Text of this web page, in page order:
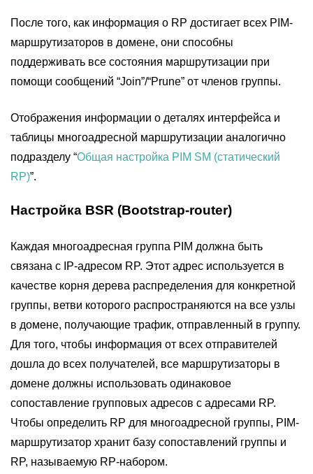
После того, как информация о RP достигает всех PIM-
маршрутизаторов в домене, они способны
поддерживать все состояния маршрутизации при
помощи сообщений “Join”/“Prune” от членов группы.
Отображения информации о деталях интерфейса и
таблицы многоадресной маршрутизации аналогично
подразделу “Общая настройка PIM SM (статический
RP)”.
Настройка BSR (Bootstrap-router)
Каждая многоадресная группа PIM должна быть
связана с IP-адресом RP. Этот адрес используется в
качестве корня дерева распределения для конкретной
группы, ветви которого распространяются на все узлы
в домене, получающие трафик, отправленный в группу.
Для того, чтобы информация от всех отправителей
дошла до всех получателей, все маршрутизаторы в
домене должны использовать одинаковое
сопоставление групповых адресов с адресами RP.
Чтобы определить RP для многоадресной группы, PIM-
маршрутизатор хранит базу сопоставлений группы и
RP, называемую RP-набором.